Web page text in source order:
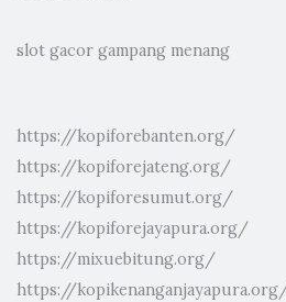
slot gacor gampang menang
https://kopiforebanten.org/
https://kopiforejateng.org/
https://kopiforesumut.org/
https://kopiforejayapura.org/
https://mixuebitung.org/
https://